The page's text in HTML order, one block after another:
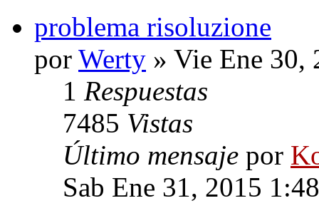
problema risoluzione
por Werty » Vie Ene 30,
1 Respuestas
7485 Vistas
Último mensaje por
Sab Ene 31, 2015